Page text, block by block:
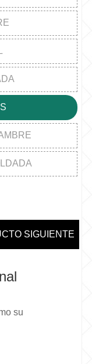
SIGUIENTE
su